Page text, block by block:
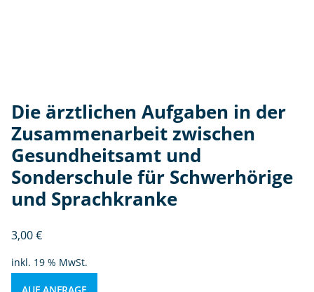
Die ärztlichen Aufgaben in der
Zusammenarbeit zwischen
Gesundheitsamt und
Sonderschule für Schwerhörige
und Sprachkranke
3,00€
inkl. 19 % MwSt.
AUF ANFRAGE